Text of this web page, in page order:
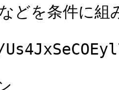
どを条件に組